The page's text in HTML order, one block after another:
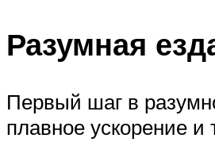
Разумная
Первый шаг в
плавное ускорение и